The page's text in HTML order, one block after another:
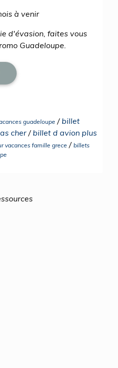
à venir
d'évasion, faites vous
Guadeloupe.
guadeloupe / billet
cher/ billet d avion plus
vacances famille grece / billets